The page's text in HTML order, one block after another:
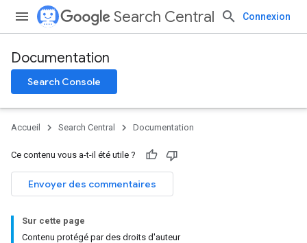
Search Central Connexion
Documentation
Search Console
Accueil Search Central Documentation
Ce contenu vous a-t-il été utile ?
Envoyer des commentaires
Sur cette page
Contenu protégé par des droits d'auteur